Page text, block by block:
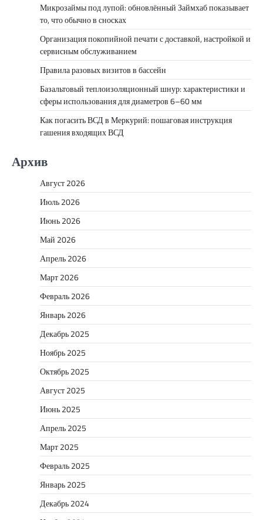
Микрозаймы под лупой: обновлённый Займхаб показывает
то, что обычно в сносках
Организация покопийной печати с доставкой, настройкой и
сервисным обслуживанием
Правила разовых визитов в бассейн
Базальтовый теплоизоляционный шнур: характеристики и
сферы использования для диаметров 6–60 мм
Как погасить ВСД в Меркурий: пошаговая инструкция
гашения входящих ВСД
Архив
Август 2026
Июль 2026
Июнь 2026
Май 2026
Апрель 2026
Март 2026
Февраль 2026
Январь 2026
Декабрь 2025
Ноябрь 2025
Октябрь 2025
Август 2025
Июнь 2025
Апрель 2025
Март 2025
Февраль 2025
Январь 2025
Декабрь 2024